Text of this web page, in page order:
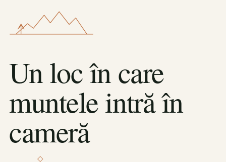
Un loc în care
muntele intră în
cameră